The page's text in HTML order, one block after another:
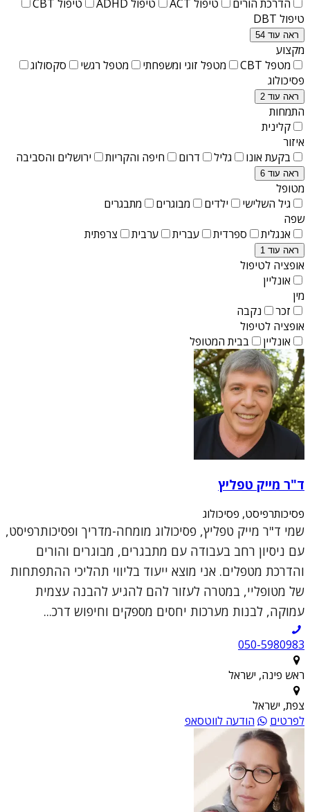
הדרכת הורים
טיפול ACT טיפול ADHD
טיפול CBT
טיפול DBT
ראה עוד 54
מקצוע
מטפל CBT
מטפל זוגי ומשפחתי מטפל רגשי
סקסולוג
פסיכולוג
ראה עוד 2
התמחות
קלינית
איזור
בקעת אונו
גליל דרום חיפה והקריות ירושלים והסביבה
ראה עוד 6
מטופל
גיל השלישי
ילדים מבוגרים
מתבגרים
שפה
אנגלית
ספרדית עברית ערבית צרפתית
ראה עוד 1
אופציה לטיפול
אונליין
מין
זכר
נקבה
אופציה לטיפול
אונליין
בבית המטופל
ד"ר מייק טפליץ
פסיכותרפיסט, פסיכולוג
שמי ד"ר מייק טפליץ, פסיכולוג מומחה-מדריך ופסיכותרפיסט,
עם ניסיון רחב בעבודה עם מתבגרים, מבוגרים והורים
והדרכת מטפלים. אני מוצא ייעוד בליווי תהליכי ההתפתחות
של מטופליי, במטרה לעזור להם להגיע להבנה עצמית
עמוקה, לבנות מערכות יחסים מספקים וחיפוש דרכ...
050-5980983
ראש פינה, ישראל
צפת, ישראל
לפרטים
הודעה לווטסאפ